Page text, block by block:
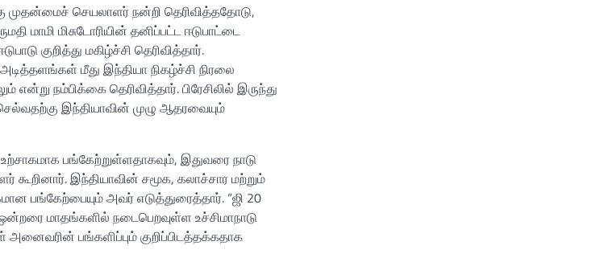
முதன்மைச் செயலாளர் நன்றி தெரிவித்ததோடு,
மாமி மிசுடோரியின் தனிப்பட்ட ஈடுபாட்டை
குறித்து மகிழ்ச்சி தெரிவித்தார்.
மீது இந்தியா நிகழ்ச்சி நிரலை
நம்பிக்கை தெரிவித்தார். பிரேசிலில் இருந்து
இந்தியாவின் முழு ஆதரவையும்
பங்கேற்றுள்ளதாகவும், இதுவரை நாடு
இந்தியாவின் சமூக, கலாச்சார மற்றும்
பங்கேற்பையும் அவர் எடுத்துரைத்தார். “ஜி 20
மாதங்களில் நடைபெறவுள்ள உச்சிமாநாடு
அனைவரின் பங்களிப்பும் குறிப்பிடத்தக்கதாக